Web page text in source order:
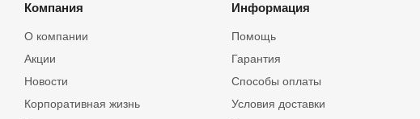
Компания
О компании
Акции
Новости
Корпоративная жизнь
Информация
Помощь
Гарантия
Способы оплаты
Условия доставки